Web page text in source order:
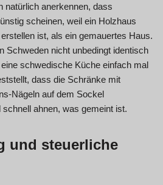
natürlich anerkennen, dass
scheinen, weil ein Holzhaus
ist, als ein gemauertes Haus.
Schweden nicht unbedingt identisch
schwedische Küche einfach mal
dass die Schränke mit
Nägeln auf dem Sockel
ahnen, was gemeint ist.
und steuerliche